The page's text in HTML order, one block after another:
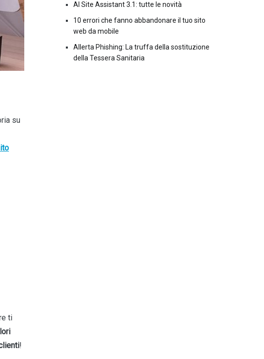
su
ti
!
AI Site Assistant 3.1: tutte le novità
10 errori che fanno abbandonare il tuo sito
web da mobile
Allerta Phishing: La truffa della sostituzione
della Tessera Sanitaria